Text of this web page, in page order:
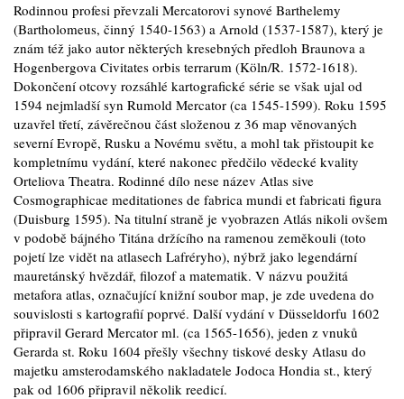
Rodinnou profesi převzali Mercatorovi synové Barthelemy
(Bartholomeus, činný 1540-1563) a Arnold (1537-1587), který je
znám též jako autor některých kresebných předloh Braunova a
Hogenbergova Civitates orbis terrarum (Köln/R. 1572-1618).
Dokončení otcovy rozsáhlé kartografické série se však ujal od
1594 nejmladší syn Rumold Mercator (ca 1545-1599). Roku 1595
uzavřel třetí, závěrečnou část složenou z 36 map věnovaných
severní Evropě, Rusku a Novému světu, a mohl tak přistoupit ke
kompletnímu vydání, které nakonec předčilo vědecké kvality
Orteliova Theatra. Rodinné dílo nese název Atlas sive
Cosmographicae meditationes de fabrica mundi et fabricati figura
(Duisburg 1595). Na titulní straně je vyobrazen Atlás nikoli ovšem
v podobě bájného Titána držícího na ramenou zeměkouli (toto
pojetí lze vidět na atlasech Lafréryho), nýbrž jako legendární
mauretánský hvězdář, filozof a matematik. V názvu použitá
metafora atlas, označující knižní soubor map, je zde uvedena do
souvislosti s kartografií poprvé. Další vydání v Düsseldorfu 1602
připravil Gerard Mercator ml. (ca 1565-1656), jeden z vnuků
Gerarda st. Roku 1604 přešly všechny tiskové desky Atlasu do
majetku amsterodamského nakladatele Jodoca Hondia st., který
pak od 1606 připravil několik reedicí.